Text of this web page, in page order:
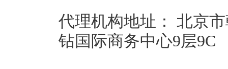
代理机构地址： 北京
钻国际商务中心9层9C